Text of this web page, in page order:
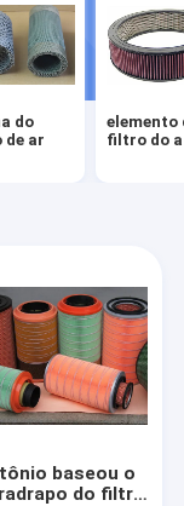
do
ar
elemento
filtro do
baseou o
do filtro